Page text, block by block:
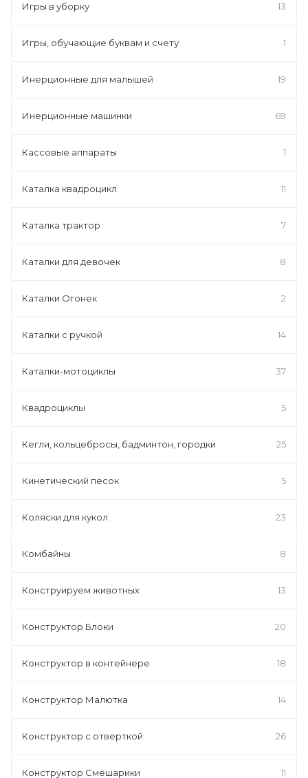
Игры в уборку 13
Игры, обучающие буквам и счету 1
Инерционные для малышей 19
Инерционные машинки 69
Кассовые аппараты 1
Каталка квадроцикл 11
Каталка трактор 7
Каталки для девочек 8
Каталки Огонек 2
Каталки с ручкой 14
Каталки-мотоциклы 37
Квадроциклы 5
Кегли, кольцебросы, бадминтон, городки 25
Кинетический песок 5
Коляски для кукол 23
Комбайны 8
Конструируем животных 13
Конструктор Блоки 20
Конструктор в контейнере 18
Конструктор Малютка 14
Конструктор с отверткой 26
Конструктор Смешарики 11